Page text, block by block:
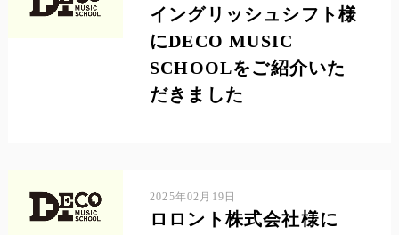
イングリッシュシフト様
にDECO MUSIC
SCHOOLをご紹介いた
だきました
2025年02月19日
ロロント株式会社様に